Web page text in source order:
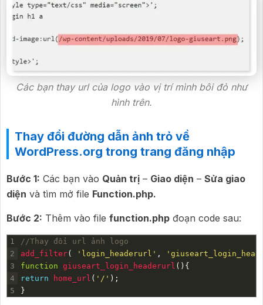
Các bạn thay url của logo vào vị trí mình bôi đỏ như
hình trên.
Thay đổi đường dẫn ảnh trỏ về
WordPress.org trong trang đăng nhập
Bước 1: Các bạn vào Quản trị – Giao diện – Sửa giao
diện và tìm mở file Function.php.
Bước 2: Thêm vào file function.php đoạn code sau:
1
2
3
4
5
//Thay đổi url ảnh logo
add_filter( 'login_headerurl' ,
function giuseart_login_headerurl ( ) {
return
home_url ( '/' ) ;
}